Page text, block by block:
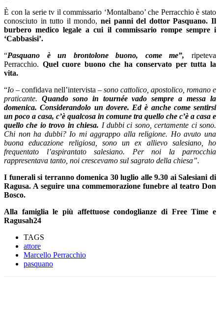
È con la serie tv il commissario ‘Montalbano’ che Perracchio è stato
conosciuto in tutto il mondo, nei panni del dottor Pasquano. Il
burbero medico legale a cui il commissario rompe sempre i
‘Cabbasisi’.
“Pasquano è un brontolone buono, come me”, ripeteva
Perracchio. Quel cuore buono che ha conservato per tutta la
vita.
“Io – confidava nell’intervista – sono cattolico, apostolico, romano e
praticante. Quando sono in tournée vado sempre a messa la
domenica. Considerandolo un dovere. Ed è anche come sentirsi
un poco a casa, c’è qualcosa in comune tra quello che c’è a casa e
quello che io trovo in chiesa. I dubbi ci sono, certamente ci sono.
Chi non ha dubbi? Io mi aggrappo alla religione. Ho avuto una
buona educazione religiosa, sono un ex allievo salesiano, ho
frequentato l’aspirantato salesiano. Per noi la parrocchia
rappresentava tanto, noi crescevamo sul sagrato della chiesa”.
I funerali si terranno domenica 30 luglio alle 9.30 ai Salesiani di
Ragusa. A seguire una commemorazione funebre al teatro Don
Bosco.
Alla famiglia le più affettuose condoglianze di Free Time e
Ragusah24
TAGS
attore
Marcello Perracchio
pasquano